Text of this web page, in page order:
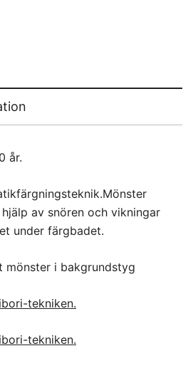
år.
av snören och vikningar
under färgbadet.
mönster i bakgrundstyg
tekniken.
tekniken.